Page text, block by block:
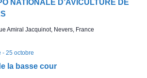
NATIONALE D’AVICULTURE DE
Amiral Jacquinot, Nevers, France
la basse cour
- 25 octobre